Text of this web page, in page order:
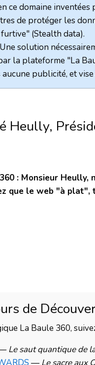
ce domaine inventées
de protéger les
(Stealth data).
solution
la plateforme "La
publicité, et
Heully,
: Monsieur Heully,
que le web "à plat",
de
La Baule 360,
Le saut quantique de